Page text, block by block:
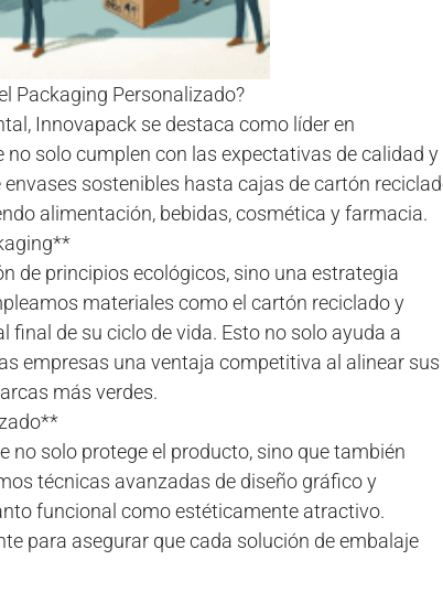
Packaging Personalizado?
Innovapack se destaca como líder en
solo cumplen con las expectativas de calidad y
sostenibles hasta cajas de cartón
alimentación, bebidas, cosmética y farmacia.
de principios ecológicos, sino una estrategia
materiales como el cartón reciclado y
de su ciclo de vida. Esto no solo ayuda a
empresas una ventaja competitiva al alinear sus
más verdes.
no solo protege el producto, sino que también
técnicas avanzadas de diseño gráfico y
funcional como estéticamente atractivo.
para asegurar que cada solución de embalaje